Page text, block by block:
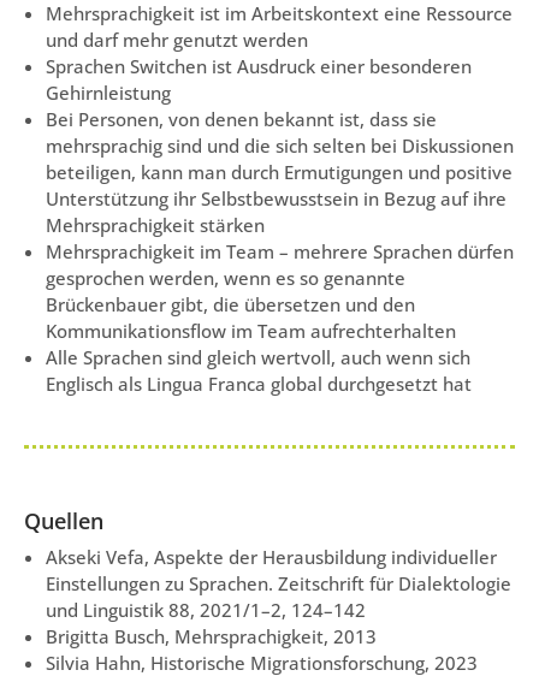
Mehrsprachigkeit ist im Arbeitskontext eine Ressource
und darf mehr genutzt werden
Sprachen Switchen ist Ausdruck einer besonderen
Gehirnleistung
Bei Personen, von denen bekannt ist, dass sie
mehrsprachig sind und die sich selten bei Diskussionen
beteiligen, kann man durch Ermutigungen und positive
Unterstützung ihr Selbstbewusstsein in Bezug auf ihre
Mehrsprachigkeit stärken
Mehrsprachigkeit im Team – mehrere Sprachen dürfen
gesprochen werden, wenn es so genannte
Brückenbauer gibt, die übersetzen und den
Kommunikationsflow im Team aufrechterhalten
Alle Sprachen sind gleich wertvoll, auch wenn sich
Englisch als Lingua Franca global durchgesetzt hat
Quellen
Akseki Vefa, Aspekte der Herausbildung individueller
Einstellungen zu Sprachen. Zeitschrift für Dialektologie
und Linguistik 88, 2021/1–2, 124–142
Brigitta Busch, Mehrsprachigkeit, 2013
Silvia Hahn, Historische Migrationsforschung, 2023